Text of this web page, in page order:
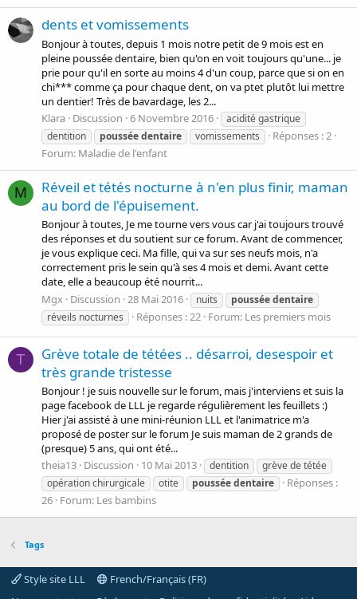
dents et vomissements
Bonjour à toutes, depuis 1 mois notre petit de 9 mois est en
pleine poussée dentaire, bien qu'on en voit toujours qu'une... je
prie pour qu'il en sorte au moins 4 d'un coup, parce que si on en
chi*** comme ça pour chaque dent, on va ptet plutôt lui mettre
un dentier! Très de bavardage, les 2...
Klara Discussion 6 Novembre 2016
acidité gastrique
dentition
pousséedentaire vomissements
Réponses : 2
Forum: Maladie de l'enfant
M
Réveil et tétés nocturne à n'en plus finir, maman
au bord de l'épuisement.
Bonjour à toutes, Je me tourne vers vous car j'ai toujours trouvé
des réponses et du soutient sur ce forum. Avant de commencer,
je vous explique ceci. Ma fille, qui va sur ses neufs mois, n'a
correctement pris le sein qu'à ses 4 mois et demi. Avant cette
date, elle a beaucoup été nourrit...
Mgx Discussion 28 Mai 2016 nuits pousséedentaire
réveils nocturnes
Réponses : 22 Forum: Les premiers mois
T
Grève totale de tétées .. désarroi, desespoir et
très grande tristesse
Bonjour ! je suis nouvelle sur le forum, mais j'interviens et suis la
page facebook de LLL je regarde régulièrement les feuillets :)
Hier j'ai assisté à une mini-réunion LLL et l'animatrice m'a
proposé de poster sur le forum Je suis maman de 2 grands de
(presque) 5 ans, qui ont été...
theia13 Discussion 10 Mai 2013 dentition
grève de tétée
opération chirurgicale
otite pousséedentaire
Réponses :
26 Forum: Les bambins
Tags
Style site LLL
French/Français (FR)